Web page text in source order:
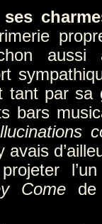
aussi
tant par sa
bars
avais
Come de